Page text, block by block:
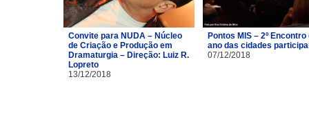
Convite para NUDA – Núcleo
de Criação e Produção em
Dramaturgia – Direção: Luiz R.
Lopreto
13/12/2018
Pontos MIS – 2º Encontro
ano das cidades
07/12/2018